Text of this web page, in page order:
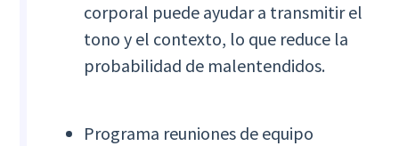
corporal puede ayudar a transmitir el
tono y el contexto, lo que reduce la
probabilidad de malentendidos.
Programa reuniones de equipo